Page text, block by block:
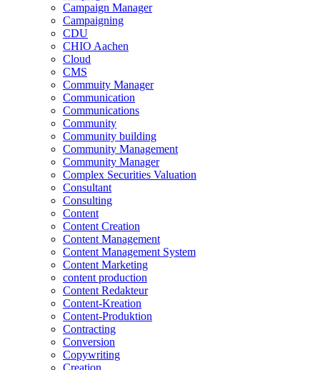
Campaign Manager
Campaigning
CDU
CHIO Aachen
Cloud
CMS
Commuity Manager
Communication
Communications
Community
Community building
Community Management
Community Manager
Complex Securities Valuation
Consultant
Consulting
Content
Content Creation
Content Management
Content Management System
Content Marketing
content production
Content Redakteur
Content-Kreation
Content-Produktion
Contracting
Conversion
Copywriting